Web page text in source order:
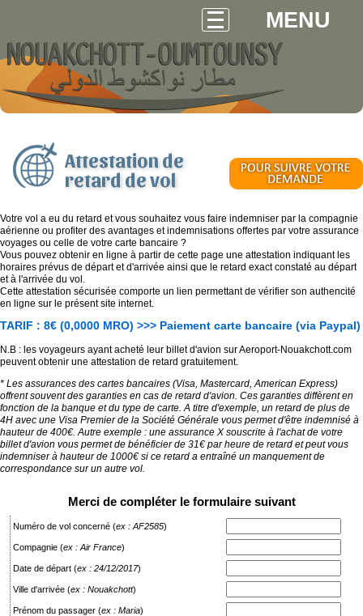
MENU
Attestation de
retard de vol
Votre vol a eu du retard et vous souhaitez vous faire indemniser par la compagnie
aérienne ou profiter des avantages et indemnisations offertes par votre assurance
voyages ou celle de votre carte bancaire ?
Vous pouvez obtenir en ligne à partir de cette page une attestation indiquant les
horaires prévus de départ et d'arrivée ainsi que le retard exact constaté au départ
et à l'arrivée du vol.
Cette attestation sécurisée comporte un lien permettant de vérifier son authencité
en ligne sur le présent site internet.
TARIF : 8€ (0,0000 MRO) >>> Paiement carte bancaire (via Paypal)
N.B : les voyageurs ayant acheté leur billet d'avion sur Aeroport-Nouakchott.com
peuvent obtenir une attestation de retard gratuitement.
* Les assurances des cartes bancaires (Visa, Mastercard, American Express)
offrent souvent des garanties en cas de retard d'avion. Ces garanties diffèrent en
fonction de la banque et du type de carte. A titre d'exemple, un retard de plus de
4H avec une Visa Premier de la Société Générale vous permet d'être indemnisé à
hauteur de 400€. Autre exemple : une assurance X souscrite à l'achat de votre
billet d'avion vous permet de bénéficier de 31€ par heure de retard et peut vous
indemniser à hauteur de 1000€ si ce retard a entraîné un manquement de
correspondance sur un autre vol.
Merci de compléter le formulaire suivant
Numéro de vol concerné (ex : AF2585)
Compagnie (ex : Air France)
Date de départ (ex : 24/12/2017)
Ville d'arrivée (ex : Nouakchott)
Prénom du passager (ex : Maria)